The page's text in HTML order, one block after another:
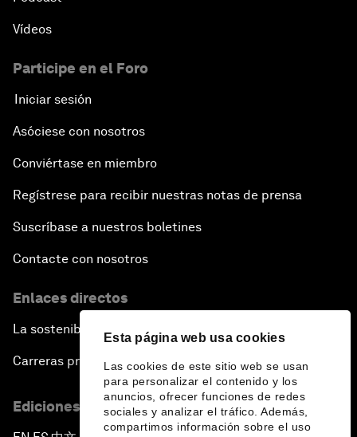
Esta página web usa cookies
Las cookies de este sitio web se usan
para personalizar el contenido y los
anuncios, ofrecer funciones de redes
sociales y analizar el tráfico. Además,
compartimos información sobre el uso
Vídeos
Participe en el Foro
Iniciar sesión
Asóciese con nosotros
Conviértase en miembro
Regístrese para recibir nuestras notas de prensa
Suscríbase a nuestros boletines
Contacte con nosotros
Enlaces directos
La sostenibilidad en el Foro
Carreras profesionales
Ediciones en otros idiomas